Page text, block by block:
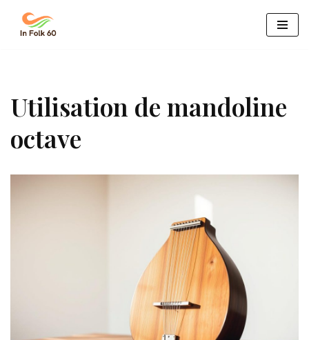
Aller
Utilisation de mandoline
octave